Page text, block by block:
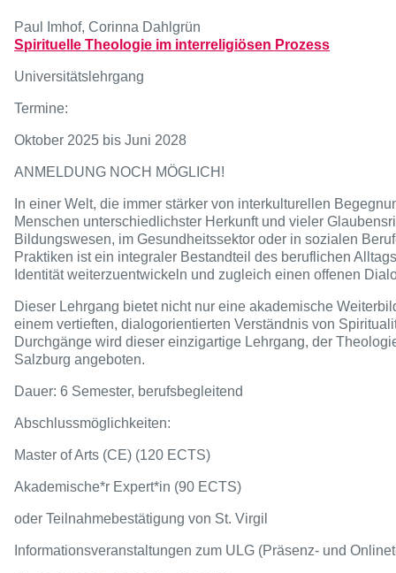
Paul Imhof, Corinna Dahlgrün
Spirituelle Theologie im interreligiösen Prozess
Universitätslehrgang
Termine:
Oktober 2025 bis Juni 2028
ANMELDUNG NOCH MÖGLICH!
In einer Welt, die immer stärker von interkulturellen
Menschen unterschiedlichster Herkunft und vieler
Bildungswesen, im Gesundheitssektor oder in sozialen
Praktiken ist ein integraler Bestandteil des beruflichen
Identität weiterzuentwickeln und zugleich einen offenen
Dieser Lehrgang bietet nicht nur eine akademische
einem vertieften, dialogorientierten Verständnis von
Durchgänge wird dieser einzigartige Lehrgang, der
Salzburg angeboten.
Dauer: 6 Semester, berufsbegleitend
Abschlussmöglichkeiten:
Master of Arts (CE) (120 ECTS)
Akademische*r Expert*in (90 ECTS)
oder Teilnahmebestätigung von St. Virgil
Informationsveranstaltungen zum ULG (Präsenz- und